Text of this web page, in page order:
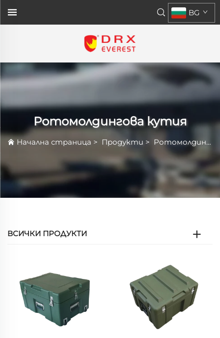
BG
Ротомолдингова кутия
Начална страница > Продукти > Ротомолдингова кутия
ВСИЧКИ ПРОДУКТИ